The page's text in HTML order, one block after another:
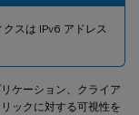
スは IPv6 アドレス
ケーション、クライア
ックに対する可視性を